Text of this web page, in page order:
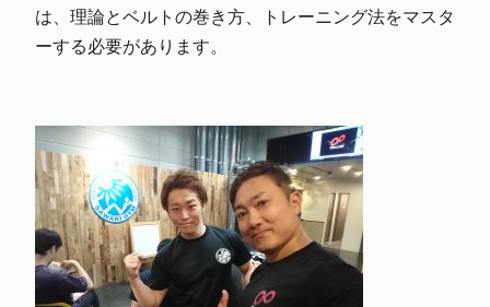
は、理論とベルトの巻き方、トレーニング法をマスタ
ーする必要があります。